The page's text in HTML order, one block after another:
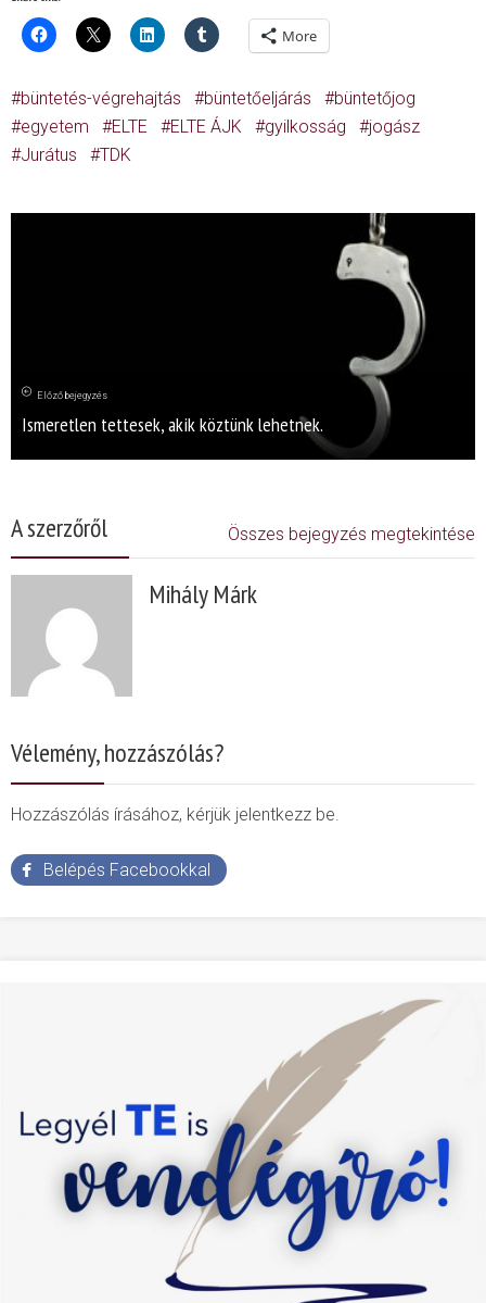
More
büntetés-végrehajtás büntetőeljárás
büntetőjog
egyetem
ELTE ELTE ÁJK gyilkosság
jogász
Jurátus
TDK
Előző bejegyzés
Ismeretlen tettesek, akik köztünk lehetnek.
A szerzőről Összes bejegyzés megtekintése
Mihály Márk
Vélemény, hozzászólás?
Hozzászólás írásához, kérjük jelentkezz be.
Belépés Facebookkal